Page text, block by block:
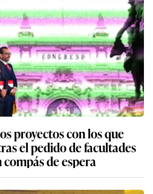
proyectos con los que
el pedido de facultades
de espera